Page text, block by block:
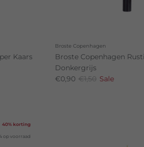
Kaars
Broste Copenhagen
Broste Copenhagen
Donkergrijs
€0,90 €1,50 Sale
40% korting
4 op voorraad